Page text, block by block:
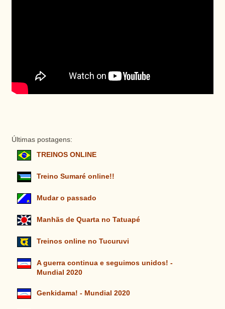
Últimas postagens:
TREINOS ONLINE
Treino Sumaré online!!
Mudar o passado
Manhãs de Quarta no Tatuapé
Treinos online no Tucuruvi
A guerra continua e seguimos unidos! -
Mundial 2020
Genkidama! - Mundial 2020